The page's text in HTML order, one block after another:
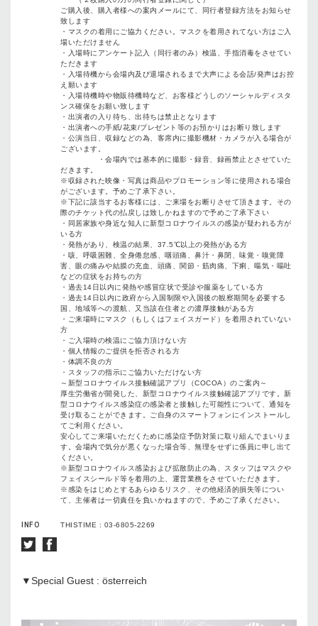
ご購入後、購入者様への案内メールにて、同行者登録方法をお知らせ
致します
・マスクの着用にご協力ください。マスクを着用されてない方はご入
場いただけません
・入場時にアンケート記入（同行者のみ）検温、手指消毒をさせてい
ただきます
・入場待機から会場内及び退場されるまで大声による会話/発声はお控
え願います
・入場待機時や物販待機時など、お客様どうしのソーシャルディスタ
ンス確保をお願い致します
・出演者の入り待ち、出待ちは禁止となります
・出演者への手紙/花束/プレゼント等のお預かりはお断り致します
・公演当日、収録などの為、客席内に撮影機材・カメラが入る場合が
ございます。
・会場内では基本的に撮影・録音、録画禁止とさせていた
だきます。
※収録された映像・写真は商品やプロモーション等に使用される場合
がございます。予めご了承下さい。
※下記に該当するお客様には、ご来場をお断りさせて頂きます。その
際のチケット代の払戻しは致しかねますので予めご了承下さい
・同居家族や身近な知人に新型コロナウイルスの感染が疑われる方が
いる方
・発熱があり、検温の結果、37.5℃以上の発熱がある方
・咳、呼吸困難、全身倦怠感、咽頭痛、⿐汁・⿐閉、味覚・嗅覚障
害、眼の痛みや結膜の充血、頭痛、関節・筋肉痛、下痢、嘔気・嘔吐
などの症状をお持ちの方
・過去14日以内に発熱や感冒症状で受診や服薬をしている方
・過去14日以内に政府から入国制限や入国後の観察期間を必要する
国、地域等への渡航、又当該在住者との濃厚接触がある方
・ご来場時にマスク（もしくはフェイスガード）を着用されていない
方
・ご入場時の検温にご協力頂けない方
・個人情報のご提供を拒否される方
・体調不良の方
・スタッフの指示にご協力いただけない方
～新型コロナウイルス接触確認アプリ（COCOA）のご案内～
厚生労働省が開発した、新型コロナウイルス接触確認アプリです。新
型コロナウイルス感染症の感染者と接触した可能性について、通知を
受け取ることができます。ご自身のスマートフォンにインストールし
てご利用ください。
安心してご来場いただくために感染症予防対策に取り組んでまいりま
す。会場内で気分が悪くなった場合等、無理をせずに係員に申し出て
ください。
※新型コロナウイルス感染および拡散防止の為、スタッフはマスクや
フェイスシールド等を着用の上、運営業務をさせていただきます。
※感染をはじめとするあらゆるリスク、その他経済的損失等につい
て、主催者は一切責任を負いかねますので、予めご了承ください。
INFO THISTIME : 03-6805-2269
▼Special Guest : österreich